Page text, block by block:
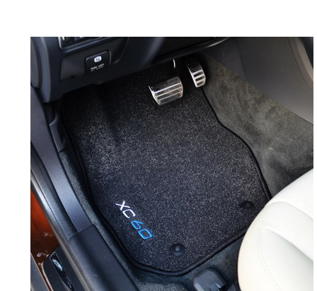
корпус 1.
На нашем сайте в целях
работоспособности
персональных данных,
браузером. Это,
и т.д. Если Вы
согласие на обработку
Положении по
+7 (351) 277 91 67